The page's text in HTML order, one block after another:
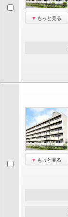
もっと見る
もっと見る